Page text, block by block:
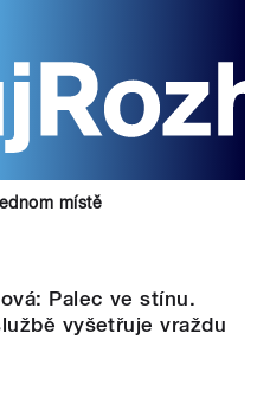
místě
Palec ve stínu.
vyšetřuje vraždu